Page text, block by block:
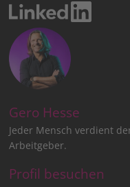
Gero Hesse
Jeder Mensch verdient
Arbeitgeber.
Profil besuchen